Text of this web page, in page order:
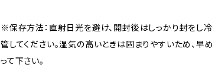
※保存方法：直射日光を避け、開封後はしっかり封をし
管してください。湿気の高いときは固まりやすいため、早
って下さい。